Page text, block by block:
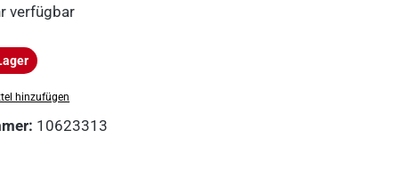
verfügbar
hinzufügen
10623313